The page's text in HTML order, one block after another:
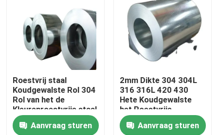
video's
Over ons
Fabriekstocht
Kwaliteitscontrole
Roestvrij staal
Koudgewalste Rol 304
Rol van het de
Kleurenroestvrije staal
van 304L 321 de
Opgepoetste
Aanvraag sturen
2mm Dikte 304 304L
316 316L 420 430
Hete Koudgewalste
het Roestvrije
staalrollen van
06cr19ni10
Aanvraag sturen